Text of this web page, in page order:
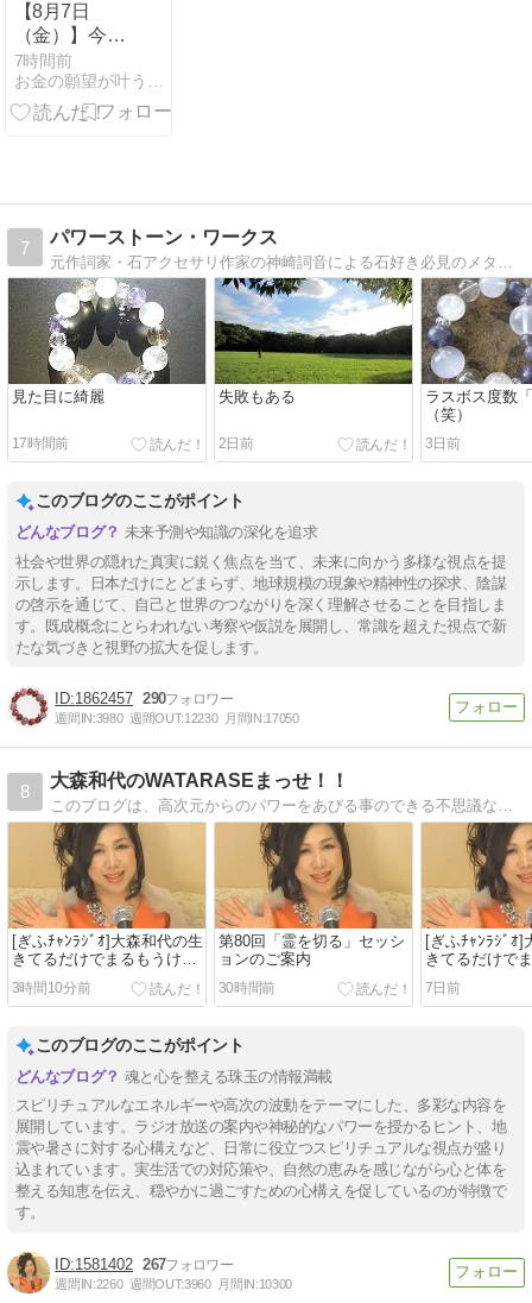
【8月7日
（金）】今日
のひとことメ
ッセージ
7時間前
7
パワーストーン・ワークス
見た目に綺麗
17時間前
失敗もある
2日前
ラスボス度数
（笑）
3日前
このブログのここがポイント
未来予測や知識の深化を追求
社会や世界の隠れた真実に鋭く焦点を当て、未来に向かう多様な視点を提
示します。日本だけにとどまらず、地球規模の現象や精神性の探求、陰謀
の啓示を通じて、自己と世界のつながりを深く理解させることを目指しま
す。既成概念にとらわれない考察や仮説を展開し、常識を超えた視点で新
たな気づきと視野の拡大を促します。
1862457 290
週間IN:3980 週間OUT:12230 月間IN:17050
8
大森和代のWATARASEまっせ！！
このブログは、高次元からのパワーをあびる事のできる不思議なブログ。あなたの人生を望むとおりに歩めるように、毎日、ここへ帰ってきてね。
[ぎふﾁｬﾝﾗｼﾞｵ]大森和代の生
きてるだけでまるもうけ
(8/1放送分)
3時間10分前
第80回「霊を切る」セッシ
ョンのご案内
30時間前
[ぎふﾁｬﾝﾗｼﾞｵ]
きてるだけで
(7/25放送分)
7日前
このブログのここがポイント
魂と心を整える珠玉の情報満載
スピリチュアルなエネルギーや高次の波動をテーマにした、多彩な内容を
展開しています。ラジオ放送の案内や神秘的なパワーを授かるヒント、地
震や暑さに対する心構えなど、日常に役立つスピリチュアルな視点が盛り
込まれています。実生活での対応策や、自然の恵みを感じながら心と体を
整える知恵を伝え、穏やかに過ごすための心構えを促しているのが特徴で
す。
1581402 267
週間IN:2260 週間OUT:3960 月間IN:10300